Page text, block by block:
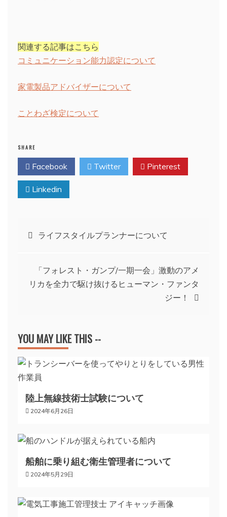
関連する記事はこちら
コミュニケーション能力認定について
家電製品アドバイザーについて
ことわざ検定について
SHARE
Facebook Twitter Pinterest
Linkedin
投
ナ
ゲ
ー
シ
ン
ライフスタイルプランナーについて
「フォレスト・ガンプ/一期一会」激動のアメ
リカを全力で駆け抜けるヒューマン・ファンタ
ジー！
YOU MAY LIKE THIS --
陸上無線技術士試験について
2024年6月26日
船舶に乗り組む衛生管理者について
2024年5月29日